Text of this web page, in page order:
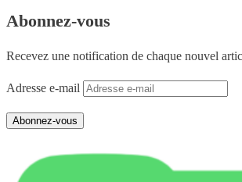
Abonnez-vous
Recevez une notification de chaque nouvel
Adresse e-mail
Abonnez-vous